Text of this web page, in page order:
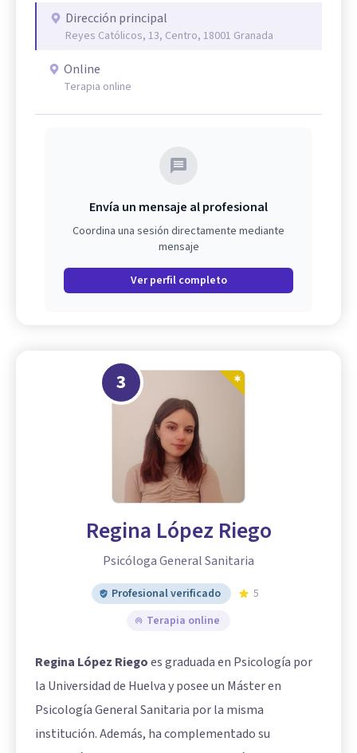
Dirección principal
Reyes Católicos, 13, Centro, 18001 Granada
Online
Terapia online
Envía un mensaje al profesional
Coordina una sesión directamente mediante
mensaje
Ver perfil completo
3
Regina López Riego
Psicóloga General Sanitaria
Profesional verificado
5
Terapia online
Regina López Riegoes graduada en Psicología por
la Universidad de Huelva y posee un Máster en
Psicología General Sanitaria por la misma
institución. Además, ha complementado su